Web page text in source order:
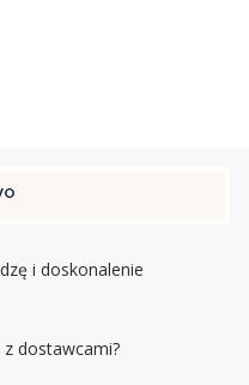
i doskonalenie
dostawcami?